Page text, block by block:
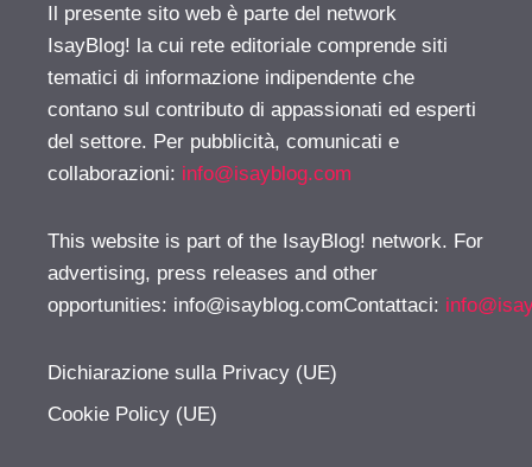
Il presente sito web è parte del network
IsayBlog! la cui rete editoriale comprende siti
tematici di informazione indipendente che
contano sul contributo di appassionati ed esperti
del settore. Per pubblicità, comunicati e
collaborazioni: info@isayblog.com
This website is part of the IsayBlog! network. For
advertising, press releases and other
opportunities: info@isayblog.comContattaci:
Dichiarazione sulla Privacy (UE)
Cookie Policy (UE)